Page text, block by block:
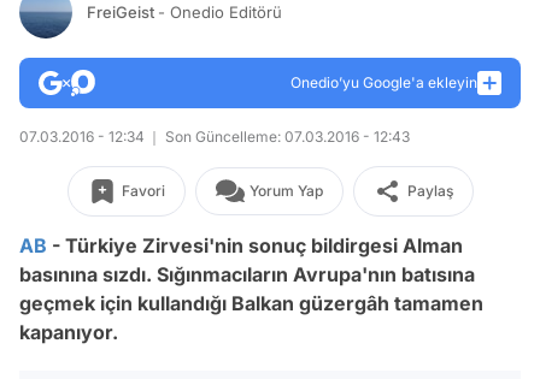
FreiGeist - Onedio Editörü
Onedio’yu Google'a ekleyin
07.03.2016 - 12:34 Son Güncelleme: 07.03.2016 - 12:43
Favori Yorum Yap Paylaş
AB - Türkiye Zirvesi'nin sonuç bildirgesi Alman
basınına sızdı. Sığınmacıların Avrupa'nın batısına
geçmek için kullandığı Balkan güzergâh tamamen
kapanıyor.